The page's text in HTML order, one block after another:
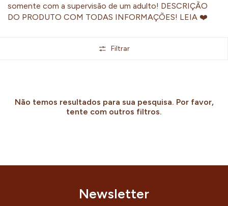
somente com a supervisão de um adulto! DESCRIÇÃO
DO PRODUTO COM TODAS INFORMAÇÕES! LEIA ❤️
Filtrar
Não temos resultados para sua pesquisa. Por favor,
tente com outros filtros.
Newsletter